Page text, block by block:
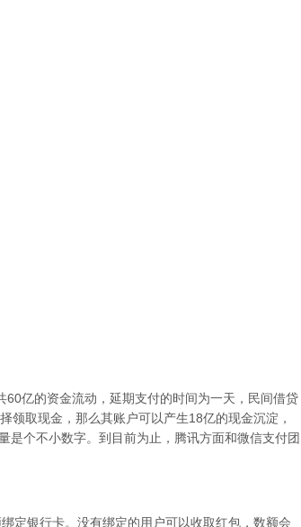
亿的资金流动，延期支付的时间为一天，民间借贷
领取现金，那么其账户可以产生18亿的现金沉淀，
是个不小数字。到目前为止，腾讯方面和微信支付团
银行卡。没有绑定的用户可以收取红包，数额会